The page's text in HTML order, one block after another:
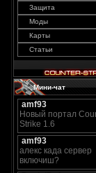
Защита
Моды
Карты
Статьи
Мини-чат